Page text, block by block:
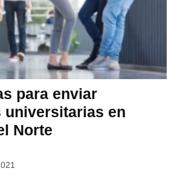
para enviar
universitarias en
Norte